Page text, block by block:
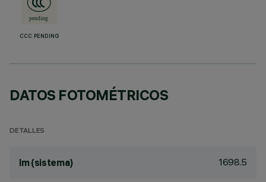
CCC PENDING
DATOS FOTOMÉTRICOS
DETALLES
lm (sistema) 1698.5